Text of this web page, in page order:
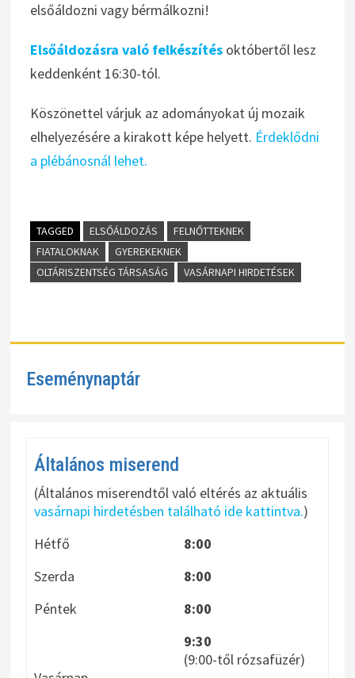
elsőáldozni vagy bérmálkozni!
Elsőáldozásra való felkészítés októbertől lesz
keddenként 16:30-tól.
Köszönettel várjuk az adományokat új mozaik
elhelyezésére a kirakott képe helyett. Érdeklődni
a plébánosnál lehet.
TAGGED ELSŐÁLDOZÁS
FELNŐTTEKNEK
FIATALOKNAK
GYEREKEKNEK
OLTÁRISZENTSÉG TÁRSASÁG
VASÁRNAPI HIRDETÉSEK
Eseménynaptár
Általános miserend
(Általános miserendtől való eltérés az aktuális
vasárnapi hirdetésben található ide kattintva.)
Hétfő
8:00
Szerda
8:00
Péntek
8:00
9:30
(9:00-től rózsafüzér)